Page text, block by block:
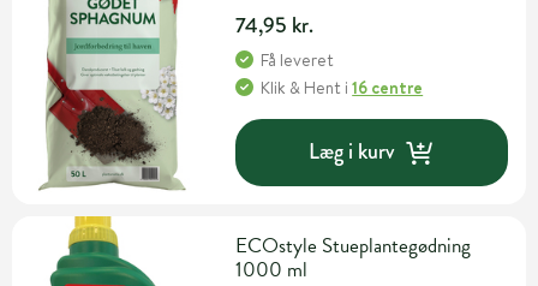
74,95 kr.
Få leveret
Klik & Hent i16 centre
Læg i kurv
ECOstyle Stueplantegødning
1000 ml